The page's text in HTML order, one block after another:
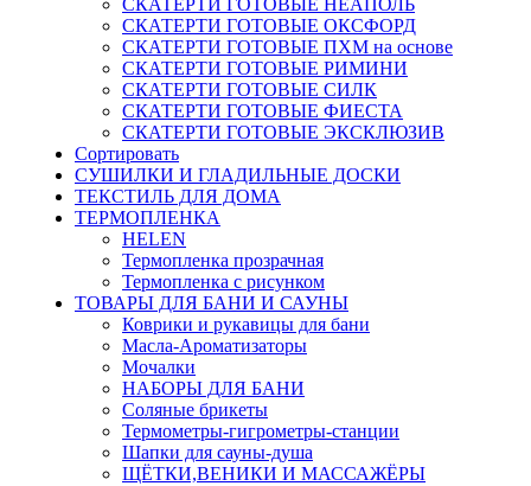
СКАТЕРТИ ГОТОВЫЕ НЕАПОЛЬ
СКАТЕРТИ ГОТОВЫЕ ОКСФОРД
СКАТЕРТИ ГОТОВЫЕ ПХМ на основе
СКАТЕРТИ ГОТОВЫЕ РИМИНИ
СКАТЕРТИ ГОТОВЫЕ СИЛК
СКАТЕРТИ ГОТОВЫЕ ФИЕСТА
СКАТЕРТИ ГОТОВЫЕ ЭКСКЛЮЗИВ
Сортировать
СУШИЛКИ И ГЛАДИЛЬНЫЕ ДОСКИ
ТЕКСТИЛЬ ДЛЯ ДОМА
ТЕРМОПЛЕНКА
HELEN
Термопленка прозрачная
Термопленка с рисунком
ТОВАРЫ ДЛЯ БАНИ И САУНЫ
Коврики и рукавицы для бани
Масла-Aроматизаторы
Мочалки
НАБОРЫ ДЛЯ БАНИ
Соляные брикеты
Термометры-гигрометры-станции
Шапки для сауны-душа
ЩЁТКИ,ВЕНИКИ И МАССАЖЁРЫ